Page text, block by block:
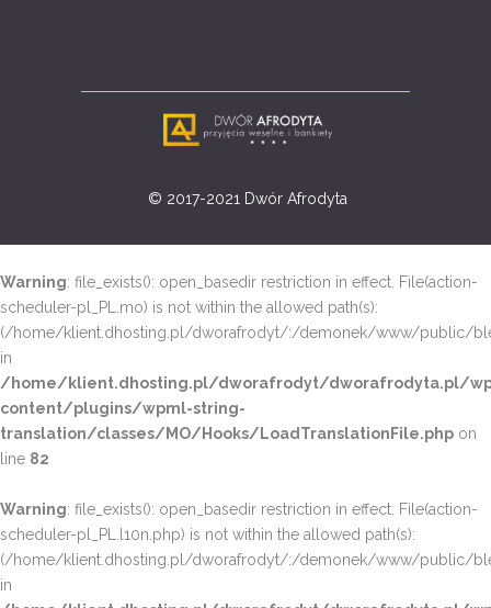
© 2017-2021 Dwór Afrodyta
Warning: file_exists(): open_basedir restriction in effect. File(action-
scheduler-pl_PL.mo) is not within the allowed path(s):
(/home/klient.dhosting.pl/dworafrodyt/:/demonek/www/
in
/home/klient.dhosting.pl/dworafrodyt/dworafrodyta.pl/
content/plugins/wpml-string-
translation/classes/MO/Hooks/LoadTranslationFile.php on
line 82
Warning: file_exists(): open_basedir restriction in effect. File(action-
scheduler-pl_PL.l10n.php) is not within the allowed path(s):
(/home/klient.dhosting.pl/dworafrodyt/:/demonek/www/
in